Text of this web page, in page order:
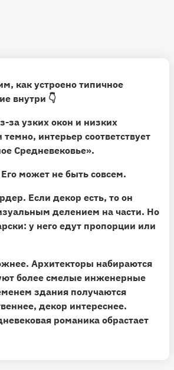
как устроено типичное
внутри 👇
за узких окон и низких
темно, интерьер соответствует
Средневековье».
Его может не быть совсем.
Если декор есть, то он
делением на части. Но
у него едут пропорции или
Архитекторы набираются
более смелые инженерные
здания получаются
декор интереснее.
романика обрастает